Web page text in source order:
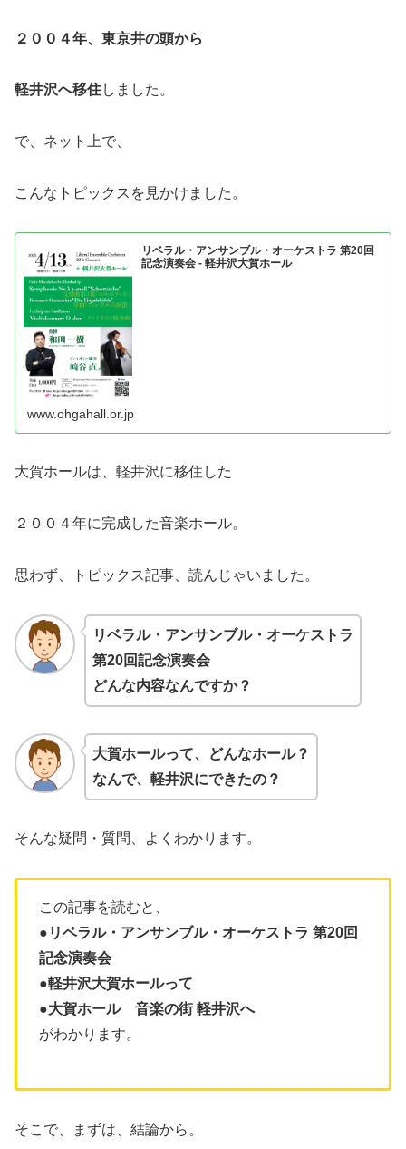
２００４年、東京井の頭から
軽井沢へ移住しました。
で、ネット上で、
こんなトピックスを見かけました。
リベラル・アンサンブル・オーケストラ 第20回
記念演奏会 - 軽井沢大賀ホール
www.ohgahall.or.jp
大賀ホールは、軽井沢に移住した
２００４年に完成した音楽ホール。
思わず、トピックス記事、読んじゃいました。
リベラル・アンサンブル・オーケストラ
第20回記念演奏会
どんな内容なんですか？
大賀ホールって、どんなホール？
なんで、軽井沢にできたの？
そんな疑問・質問、よくわかります。
この記事を読むと、
●リベラル・アンサンブル・オーケストラ 第20回
記念演奏会
●軽井沢大賀ホールって
●大賀ホール 音楽の街 軽井沢へ
がわかります。
そこで、まずは、結論から。